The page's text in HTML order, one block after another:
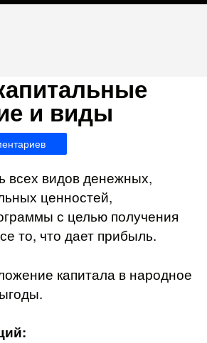
и виды
всех видов денежных,
ценностей,
с целью получения
то, что дает прибыль.
капитала в народное